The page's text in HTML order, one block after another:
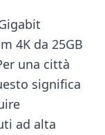
4K da 25GB
una città
significa
ad alta